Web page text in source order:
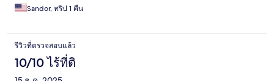
Sandor, ทริป 1 คืน
รีวิวที่ตรวจสอบแล้ว
10/10 ไร้ที่ติ